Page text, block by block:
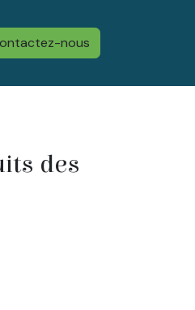
Conditions générales de
nous
des